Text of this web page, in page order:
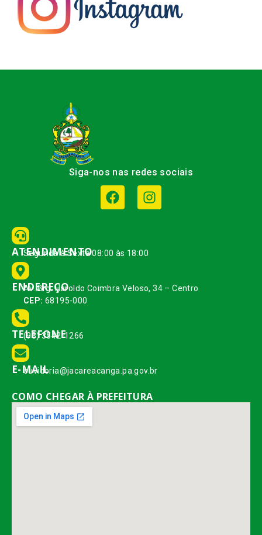
Siga-nos nas redes sociais
ATENDIMENTO
Segunda à Sexta 08:00 às 18:00
ENDEREÇO
Av. Brg. Haroldo Coimbra Veloso, 34 – Centro
CEP: 68195-000
TELEFONE
(93) 3542-1266
E-MAIL
ouvidoria@jacareacanga.pa.gov.br
COMO CHEGAR À PREFEITURA